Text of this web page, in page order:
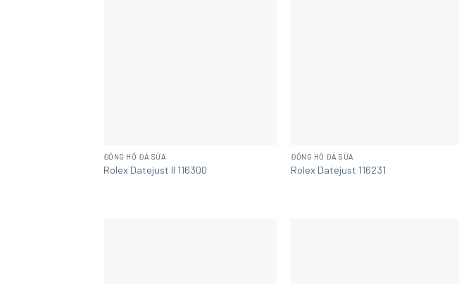
ĐỒNG HỒ ĐÃ SỬA
Rolex Datejust II 116300
ĐỒNG HỒ ĐÃ SỬA
Rolex Datejust 116231